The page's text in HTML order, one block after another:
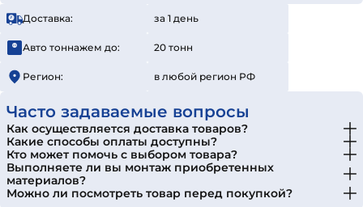
Доставка: за 1 день
Авто тоннажем до: 20 тонн
Регион: в любой регион РФ
Часто задаваемые вопросы
Как осуществляется доставка товаров?
Какие способы оплаты доступны?
Кто может помочь с выбором товара?
Выполняете ли вы монтаж приобретенных
материалов?
Можно ли посмотреть товар перед покупкой?